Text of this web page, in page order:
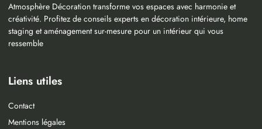
Atmosphère Décoration transforme vos espaces avec harmonie et
créativité. Profitez de conseils experts en décoration intérieure, home
staging et aménagement sur-mesure pour un intérieur qui vous
ressemble
Liens utiles
Contact
Mentions légales